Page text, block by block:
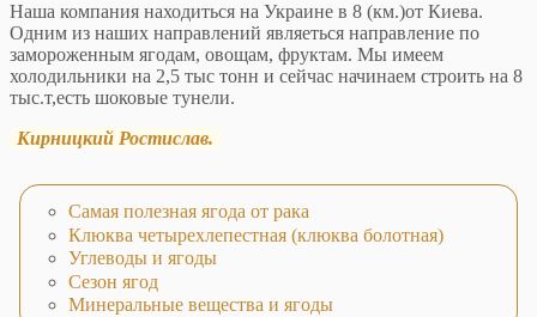
Наша компания находиться на Украине в 8 (км.)от Киева.
Одним из наших направлений являеться направление по
замороженным ягодам, овощам, фруктам. Мы имеем
холодильники на 2,5 тыс тонн и сейчас начинаем строить на 8
тыс.т,есть шоковые тунели.
Кирницкий Ростислав.
Самая полезная ягода от рака
Клюква четырехлепестная (клюква болотная)
Углеводы и ягоды
Сезон ягод
Минеральные вещества и ягоды